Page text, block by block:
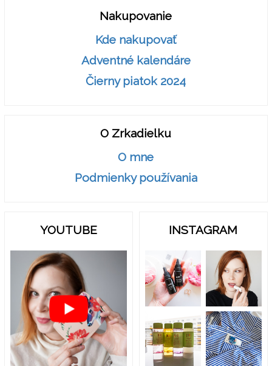
Nakupovanie
Kde nakupovať
Adventné kalendáre
Čierny piatok 2024
O Zrkadielku
O mne
Podmienky používania
YOUTUBE INSTAGRAM